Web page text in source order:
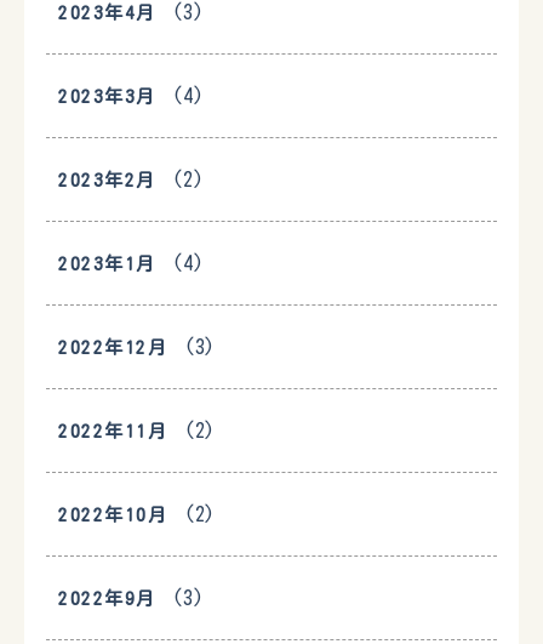
2023年4月 (3)
2023年3月 (4)
2023年2月 (2)
2023年1月 (4)
2022年12月 (3)
2022年11月 (2)
2022年10月 (2)
2022年9月 (3)